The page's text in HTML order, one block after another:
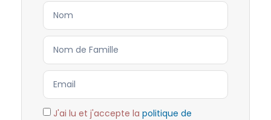
J'ai lu et j'accepte la politique de